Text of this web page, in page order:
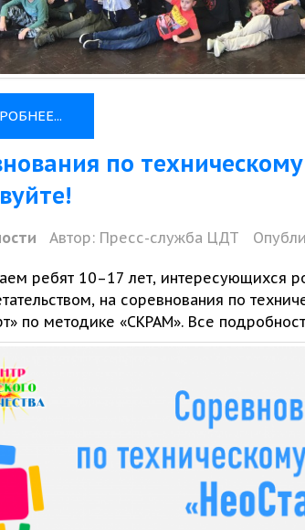
по
Автор: Пресс-служба ЦДТ
ребят 10–17 лет, интересующихся
на соревнования по
по методике «СКРАМ». Все